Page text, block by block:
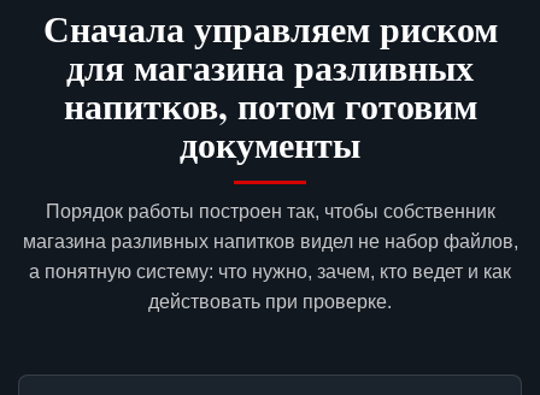
Сначала управляем риском
для магазина разливных
напитков, потом готовим
документы
Порядок работы построен так, чтобы собственник
магазина разливных напитков видел не набор файлов,
а понятную систему: что нужно, зачем, кто ведет и как
действовать при проверке.